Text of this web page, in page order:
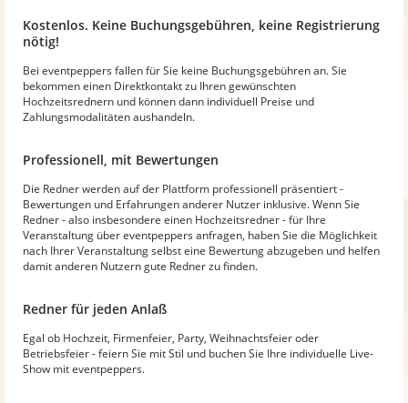
Kostenlos. Keine Buchungsgebühren, keine Registrierung
nötig!
Bei eventpeppers fallen für Sie keine Buchungsgebühren an. Sie
bekommen einen Direktkontakt zu Ihren gewünschten
Hochzeitsrednern und können dann individuell Preise und
Zahlungsmodalitäten aushandeln.
Professionell, mit Bewertungen
Die Redner werden auf der Plattform professionell präsentiert -
Bewertungen und Erfahrungen anderer Nutzer inklusive. Wenn Sie
Redner - also insbesondere einen Hochzeitsredner - für Ihre
Veranstaltung über eventpeppers anfragen, haben Sie die Möglichkeit
nach Ihrer Veranstaltung selbst eine Bewertung abzugeben und helfen
damit anderen Nutzern gute Redner zu finden.
Redner für jeden Anlaß
Egal ob Hochzeit, Firmenfeier, Party, Weihnachtsfeier oder
Betriebsfeier - feiern Sie mit Stil und buchen Sie Ihre individuelle Live-
Show mit eventpeppers.